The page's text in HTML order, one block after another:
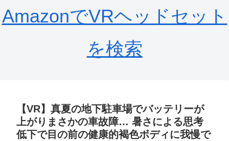
AmazonでVRヘッドセット
を検索
【VR】真夏の地下駐車場でバッテリーが
上がりまさかの車故障… 暑さによる思考
低下で目の前の健康的褐色ボディに我慢で